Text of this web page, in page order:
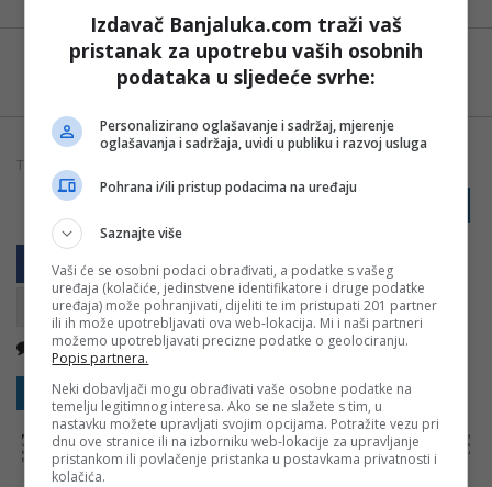
Možete nas pratiti i putem aplikacije za
Android
TAGOVI:
Kopirati
Nema komentara
Sakrij sve komentare Prikaži komentare
NAPOMENA: Komentari odražavaju stavove njihovih autora, a ne nužno i stavove internet portala Banjaluka.com. Molimo korisnike da se suzdrže od
vrijeđanja, psovanja i vulgarnog izražavanja. Portal Banjaluka.com zadržava pravo da obriše komentar bez najave i objašnjenja. Zbog velikog broja
komentara Banjaluka.com nije dužan obrisati sve komentare koji krše pravila. Kao čitalac takođe prihvatate mogućnost da među komentarima mogu
biti pronađeni sadržaji koji mogu biti u suprotnosti sa vašim vjerskim, moralnim i drugim načelima i uvjerenjima.
Izdavač Banjaluka.com traži vaš
pristanak za upotrebu vaših osobnih
podataka u sljedeće svrhe:
Personalizirano oglašavanje i sadržaj, mjerenje
oglašavanja i sadržaja, uvidi u publiku i razvoj usluga
Pohrana i/ili pristup podacima na uređaju
Saznajte više
Vaši će se osobni podaci obrađivati, a podatke s vašeg
uređaja (kolačiće, jedinstvene identifikatore i druge podatke
uređaja) može pohranjivati, dijeliti te im pristupati 201 partner
ili ih može upotrebljavati ova web-lokacija. Mi i naši partneri
možemo upotrebljavati precizne podatke o geolociranju.
Popis partnera.
Neki dobavljači mogu obrađivati vaše osobne podatke na
temelju legitimnog interesa. Ako se ne slažete s tim, u
nastavku možete upravljati svojim opcijama. Potražite vezu pri
dnu ove stranice ili na izborniku web-lokacije za upravljanje
pristankom ili povlačenje pristanka u postavkama privatnosti i
kolačića.